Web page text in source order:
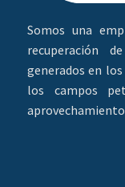
Somos una
recuperación
generados en
los campos
aprovechamiento